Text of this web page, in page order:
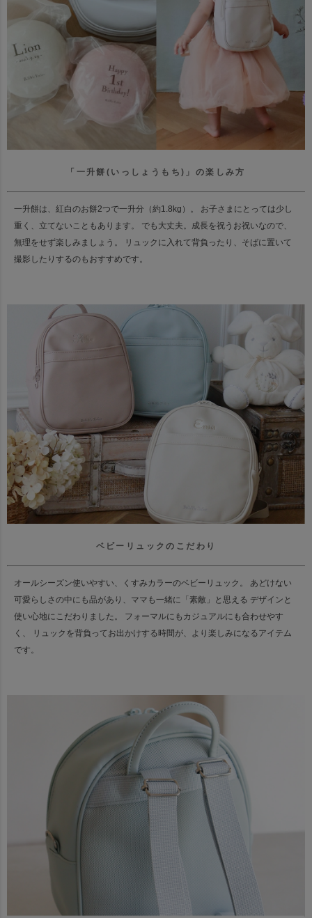
「一升餅(いっしょうもち)」の楽しみ方
一升餅は、紅白のお餅2つで一升分（約1.8kg）。 お子さまにとっては少し
重く、立てないこともあります。 でも大丈夫。成長を祝うお祝いなので、
無理をせず楽しみましょう。 リュックに入れて背負ったり、そばに置いて
撮影したりするのもおすすめです。
ベビーリュックのこだわり
オールシーズン使いやすい、くすみカラーのベビーリュック。 あどけない
可愛らしさの中にも品があり、ママも一緒に「素敵」と思える デザインと
使い心地にこだわりました。 フォーマルにもカジュアルにも合わせやす
く、 リュックを背負ってお出かけする時間が、より楽しみになるアイテム
です。